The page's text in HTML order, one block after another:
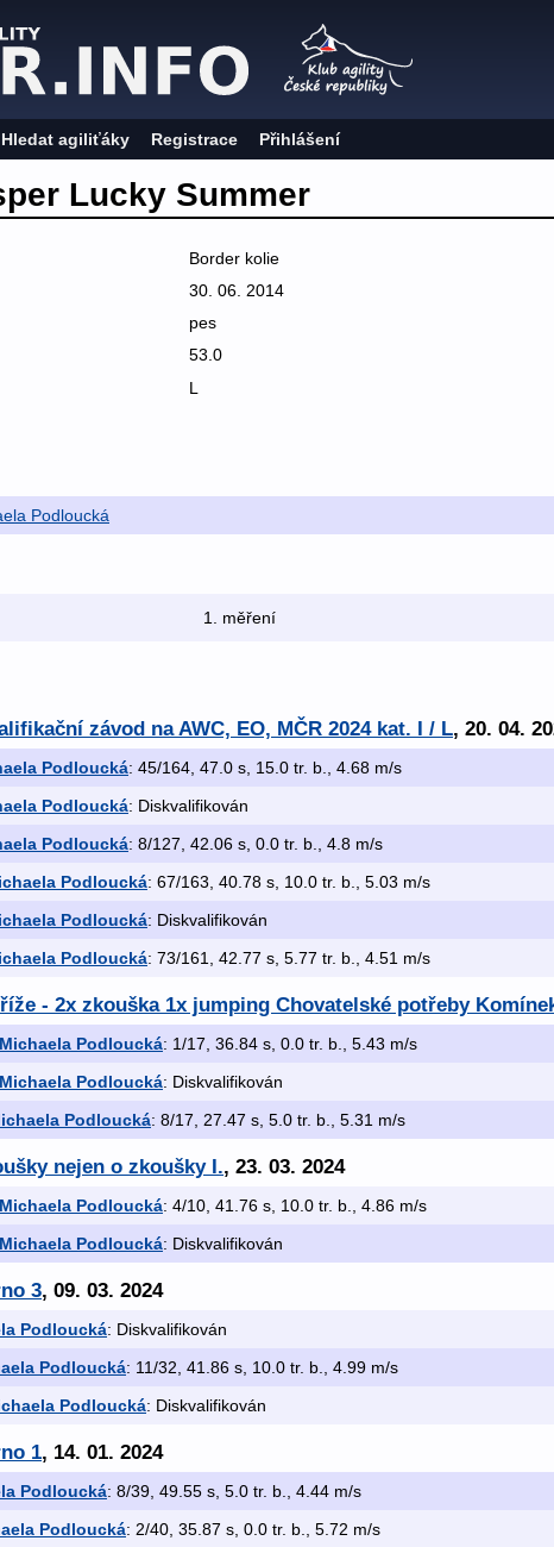
Hledat agiliťáky Registrace Přihlášení
Lucky Summer
Border kolie
30. 06. 2014
pes
53.0
L
Podloucká
1. měření
závod na AWC, EO, MČR 2024 kat. I / L, 20. 04.
Podloucká: 45/164, 47.0 s, 15.0 tr. b., 4.68 m/s
Podloucká: Diskvalifikován
Podloucká: 8/127, 42.06 s, 0.0 tr. b., 4.8 m/s
Podloucká: 67/163, 40.78 s, 10.0 tr. b., 5.03 m/s
Podloucká: Diskvalifikován
Podloucká: 73/161, 42.77 s, 5.77 tr. b., 4.51 m/s
- 2x zkouška 1x jumping Chovatelské potřeby
Michaela Podloucká: 1/17, 36.84 s, 0.0 tr. b., 5.43 m/s
Michaela Podloucká: Diskvalifikován
Podloucká: 8/17, 27.47 s, 5.0 tr. b., 5.31 m/s
nejen o zkoušky I., 23. 03. 2024
Michaela Podloucká: 4/10, 41.76 s, 10.0 tr. b., 4.86 m/s
Michaela Podloucká: Diskvalifikován
3, 09. 03. 2024
Podloucká: Diskvalifikován
Podloucká: 11/32, 41.86 s, 10.0 tr. b., 4.99 m/s
Podloucká: Diskvalifikován
1, 14. 01. 2024
Podloucká: 8/39, 49.55 s, 5.0 tr. b., 4.44 m/s
Podloucká: 2/40, 35.87 s, 0.0 tr. b., 5.72 m/s